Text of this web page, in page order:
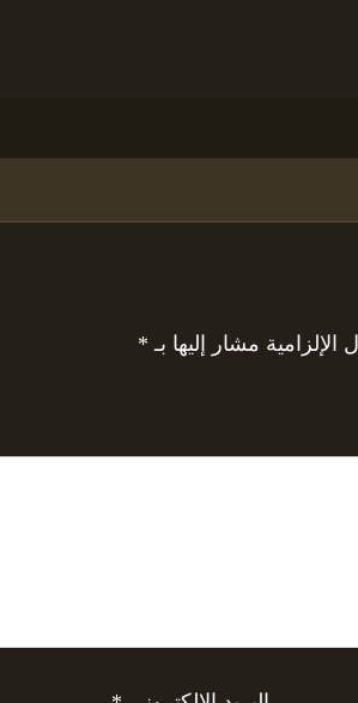
الإلزامية مشار إليها بـ *